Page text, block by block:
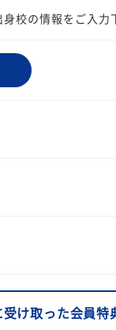
校の情報をご入力
け取った会員特